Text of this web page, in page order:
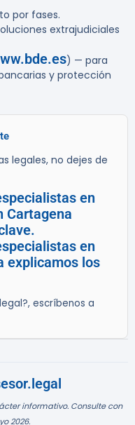
por fases.
extrajudiciales
) — para
y protección
legales, no dejes de
en
Cartagena
en
explicamos los
escríbenos a
informativo. Consulte con
2026.